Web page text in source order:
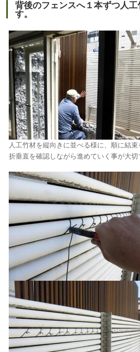
背後のフェンスへ１本ずつ人工
す。
人工竹材を縦向きに並べる様に、順に結
折垂直を確認しながら進めていく事が大切